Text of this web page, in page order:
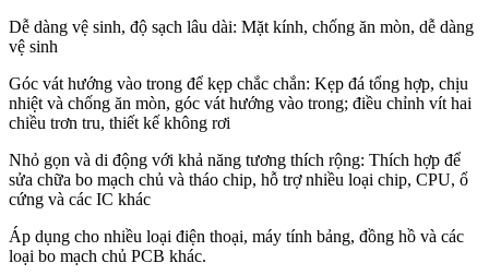
Dễ dàng vệ sinh, độ sạch lâu dài: Mặt kính, chống ăn mòn, dễ dàng
vệ sinh
Góc vát hướng vào trong để kẹp chắc chắn: Kẹp đá tổng hợp, chịu
nhiệt và chống ăn mòn, góc vát hướng vào trong; điều chỉnh vít hai
chiều trơn tru, thiết kế không rơi
Nhỏ gọn và di động với khả năng tương thích rộng: Thích hợp để
sửa chữa bo mạch chủ và tháo chip, hỗ trợ nhiều loại chip, CPU, ổ
cứng và các IC khác
Áp dụng cho nhiều loại điện thoại, máy tính bảng, đồng hồ và các
loại bo mạch chủ PCB khác.